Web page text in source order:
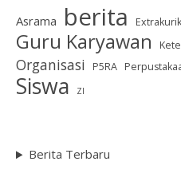
Asrama berita
Guru Karyawan
Organisasi P5RA
Siswa ZI
Berita Terbaru